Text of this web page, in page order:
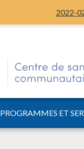
2022-
PROGRAMMES ET